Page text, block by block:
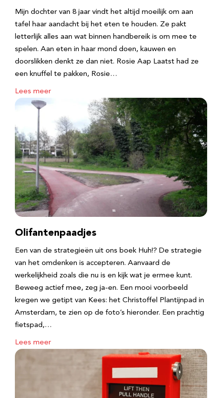
Mijn dochter van 8 jaar vindt het altijd moeilijk om aan
tafel haar aandacht bij het eten te houden. Ze pakt
letterlijk alles aan wat binnen handbereik is om mee te
spelen. Aan eten in haar mond doen, kauwen en
doorslikken denkt ze dan niet. Rosie Aap Laatst had ze
een knuffel te pakken, Rosie…
Lees meer
Olifantenpaadjes
Een van de strategieën uit ons boek Huh!? De strategie
van het omdenken is accepteren. Aanvaard de
werkelijkheid zoals die nu is en kijk wat je ermee kunt.
Beweeg actief mee, zeg ja-en. Een mooi voorbeeld
kregen we getipt van Kees: het Christoffel Plantijnpad in
Amsterdam, te zien op de foto’s hieronder. Een prachtig
fietspad,…
Lees meer